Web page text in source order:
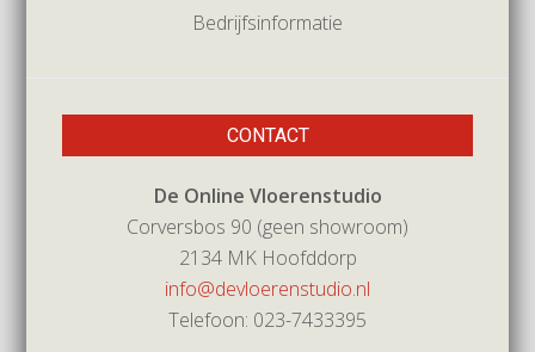
Bedrijfsinformatie
CONTACT
De Online Vloerenstudio
Corversbos 90 (geen showroom)
2134 MK Hoofddorp
info@devloerenstudio.nl
Telefoon: 023-7433395